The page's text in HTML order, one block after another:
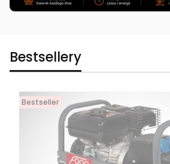
Bestsellery
Bestseller